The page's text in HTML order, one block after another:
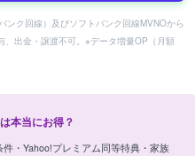
ク回線）及びソフトバンク回線MVNOから
出金・譲渡不可。※データ増量OP（月額
本当にお得？
・Yahoo!プレミアム同等特典・家族